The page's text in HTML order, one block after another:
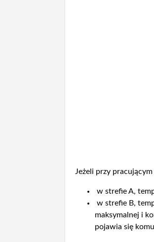
Jeżeli przy
w strefie A,
w strefie B,
maksymalnej i
pojawia się